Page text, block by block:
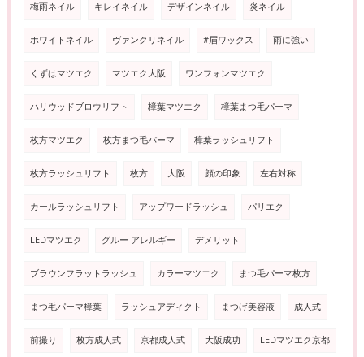
梅雨ネイル キレイネイル デザインネイル 炎ネイル
ホワイトネイル ヴァンクリネイル #眉ワックス 雨に強い
くずはマツエク マツエク大阪 ワンフォンマツエク
ハリウッドブロウリフト 樟葉マツエク 樟葉まつ毛パーマ
枚方マツエク 枚方まつ毛パーマ 樟葉ラッシュリフト
枚方ラッシュリフト 枚方 大阪 顔の印象 左右対称
カールラッシュリフト アップワードラッシュ パリエク
LEDマツエク グルー アレルギー デメリット
ブラウンフラットラッシュ カラーマツエク まつ毛パーマ枚方
まつ毛パーマ樟葉 ラッシュアディクト まつげ美容液 成人式
前撮り 枚方成人式 京都成人式 大阪成功 LEDマツエク京都